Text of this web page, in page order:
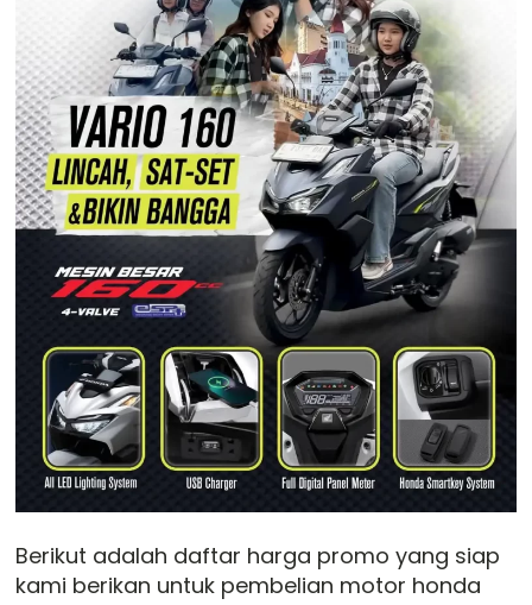
Berikut adalah daftar harga promo yang siap
kami berikan untuk pembelian motor honda